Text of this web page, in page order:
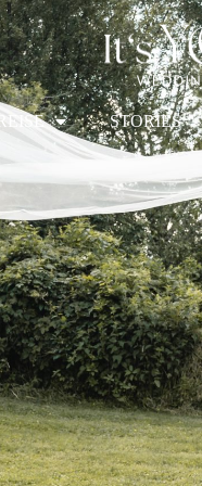
STORIES